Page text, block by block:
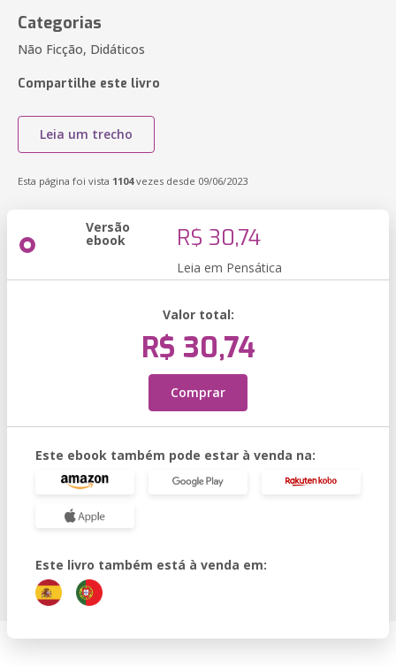
Categorias
Não Ficção, Didáticos
Compartilhe este livro
Leia um trecho
Esta página foi vista 1104vezes desde 09/06/2023
Versão
ebook R$ 30,74
Leia em Pensática
Valor total:
R$ 30,74
Comprar
Este ebook também pode estar à venda na:
Este livro também está à venda em: